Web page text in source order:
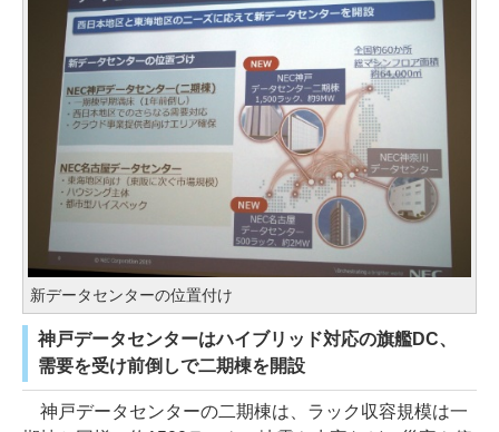
新データセンターの位置付け
神戸データセンターはハイブリッド対応の旗艦DC、
需要を受け前倒しで二期棟を開設
神戸データセンターの二期棟は、ラック収容規模は一